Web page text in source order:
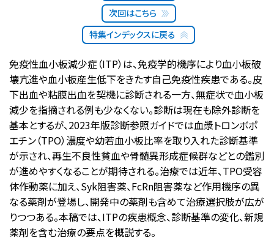
次回はこちら
特集インデックスに戻る
免疫性血小板減少症（ITP）は、免疫学的機序により血小板破
壊亢進や血小板産生低下をきたす自己免疫性疾患である。皮
下出血や粘膜出血を契機に診断される一方、無症状で血小板
減少を指摘される例も少なくない。診断は現在も除外診断を
基本とするが、2023年版診断参照ガイドでは血漿トロンボポ
エチン（TPO）濃度や幼若血小板比率を取り入れた診断基準
が示され、再生不良性貧血や骨髄異形成症候群などとの鑑別
が進めやすくなることが期待される。治療では近年、TPO受容
体作動薬に加え、Syk阻害薬、FcRn阻害薬など作用機序の異
なる薬剤が登場し、開発中の薬剤も含めて治療選択肢が広が
りつつある。本稿では、ITPの疾患概念、診断基準の変化、新規
薬剤を含む治療の要点を概説する。